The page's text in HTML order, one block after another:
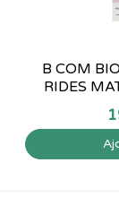
B COM
RIDES